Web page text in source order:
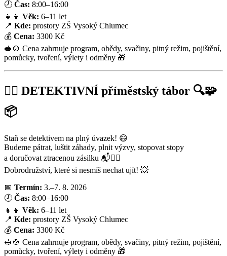
🕗 Čas: 8:00–16:00
👧👦 Věk: 6–11 let
📍 Kde: prostory ZŠ Vysoký Chlumec
💰 Cena: 3300 Kč
🥪🍲 Cena zahrnuje program, obědy, svačiny, pitný režim, pojištění,
pomůcky, tvoření, výlety i odměny 🎁
🕵️‍♀️ DETEKTIVNÍ příměstský tábor 🔍🧩
📦
Staň se detektivem na plný úvazek! 😄
Budeme pátrat, luštit záhady, plnit výzvy, stopovat stopy
a doručovat ztracenou zásilku 📬🕵️‍♂️
Dobrodružství, které si nesmíš nechat ujít! 💥
📅 Termín: 3.–7. 8. 2026
🕗 Čas: 8:00–16:00
👧👦 Věk: 6–11 let
📍 Kde: prostory ZŠ Vysoký Chlumec
💰 Cena: 3300 Kč
🥪🍲 Cena zahrnuje program, obědy, svačiny, pitný režim, pojištění,
pomůcky, tvoření, výlety i odměny 🎁